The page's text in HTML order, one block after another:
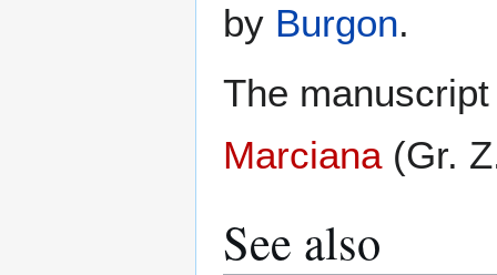
by Burgon.
The
Marciana(Gr.
See also